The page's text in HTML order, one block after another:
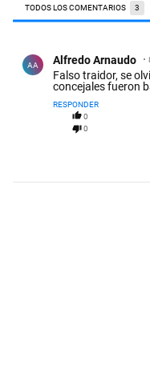
TODOS LOS COMENTARIOS 3
AA Alfredo Arnaudo
Falso traidor, se
concejales fueron
RESPONDER
0
0